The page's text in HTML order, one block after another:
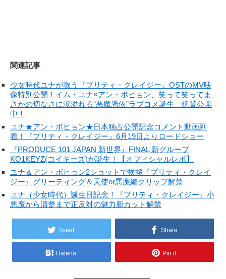
関連記事
少女時代ユナが歌う『プリティ・クレイジー』OSTのMV映
像特別公開！イム・ユナ×アン・ボヒョン、笑って笑ってま
さかの切なさに涙溢れる“悪魔憑依”ラブコメ誕生 絶賛公開
中！
ユナ★アン・ボヒョン★日本独占公開記念コメント動画到
着！『プリティ・クレイジー』6月19日よりロードショー
『PRODUCE 101 JAPAN 新世界』FINAL 新グループ
KO1KEYZ(コイキーズ)が誕生！【オフィシャルレポ】
ユナ＆アン・ボヒョン2ショットで挨拶『プリティ・クレイ
ジー』グリーティング＆天使or悪魔編クリップ解禁
ユナ（少女時代）誕生日記念！『プリティ・クレイジー』小
悪魔から清楚まで正反対の魅力新カット解禁
Tweet Share
Hatena Pin it